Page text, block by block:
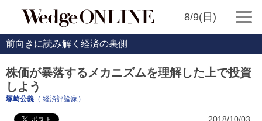
8/9(日)
前向きに読み解く経済の裏側
株価が暴落するメカニズムを理解した上で投資
しよう
塚崎公義 （ 経済評論家）